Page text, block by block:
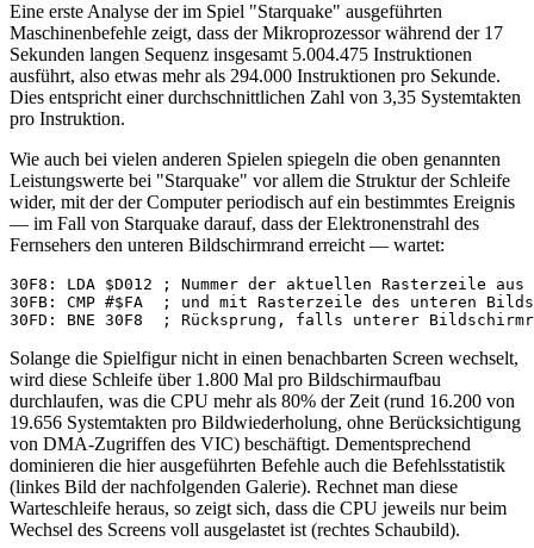
Eine erste Analyse der im Spiel "Starquake" ausgeführten
Maschinenbefehle zeigt, dass der Mikroprozessor während der 17
Sekunden langen Sequenz insgesamt 5.004.475 Instruktionen
ausführt, also etwas mehr als 294.000 Instruktionen pro Sekunde.
Dies entspricht einer durchschnittlichen Zahl von 3,35 Systemtakten
pro Instruktion.
Wie auch bei vielen anderen Spielen spiegeln die oben genannten
Leistungswerte bei "Starquake" vor allem die Struktur der Schleife
wider, mit der der Computer periodisch auf ein bestimmtes Ereignis
— im Fall von Starquake darauf, dass der Elektronenstrahl des
Fernsehers den unteren Bildschirmrand erreicht — wartet:
30F8: LDA $D012 ; Nummer der aktuellen Rasterzeile
30FB: CMP #$FA  ; und mit Rasterzeile des unteren
Solange die Spielfigur nicht in einen benachbarten Screen wechselt,
wird diese Schleife über 1.800 Mal pro Bildschirmaufbau
durchlaufen, was die CPU mehr als 80% der Zeit (rund 16.200 von
19.656 Systemtakten pro Bildwiederholung, ohne Berücksichtigung
von DMA-Zugriffen des VIC) beschäftigt. Dementsprechend
dominieren die hier ausgeführten Befehle auch die Befehlsstatistik
(linkes Bild der nachfolgenden Galerie). Rechnet man diese
Warteschleife heraus, so zeigt sich, dass die CPU jeweils nur beim
Wechsel des Screens voll ausgelastet ist (rechtes Schaubild).